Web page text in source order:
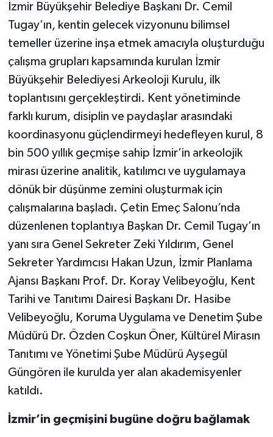
İzmir Büyükşehir Belediye Başkanı Dr. Cemil
Tugay’ın, kentin gelecek vizyonunu bilimsel
temeller üzerine inşa etmek amacıyla oluşturduğu
çalışma grupları kapsamında kurulan İzmir
Büyükşehir Belediyesi Arkeoloji Kurulu, ilk
toplantısını gerçekleştirdi. Kent yönetiminde
farklı kurum, disiplin ve paydaşlar arasındaki
koordinasyonu güçlendirmeyi hedefleyen kurul, 8
bin 500 yıllık geçmişe sahip İzmir’in arkeolojik
mirası üzerine analitik, katılımcı ve uygulamaya
dönük bir düşünme zemini oluşturmak için
çalışmalarına başladı. Çetin Emeç Salonu’nda
düzenlenen toplantıya Başkan Dr. Cemil Tugay’ın
yanı sıra Genel Sekreter Zeki Yıldırım, Genel
Sekreter Yardımcısı Hakan Uzun, İzmir Planlama
Ajansı Başkanı Prof. Dr. Koray Velibeyoğlu, Kent
Tarihi ve Tanıtımı Dairesi Başkanı Dr. Hasibe
Velibeyoğlu, Koruma Uygulama ve Denetim Şube
Müdürü Dr. Özden Coşkun Öner, Kültürel Mirasın
Tanıtımı ve Yönetimi Şube Müdürü Ayşegül
Güngören ile kurulda yer alan akademisyenler
katıldı.
İzmir’in geçmişini bugüne doğru bağlamak